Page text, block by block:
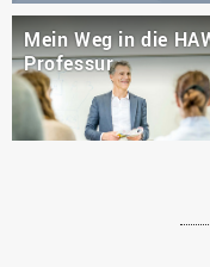
Mein Weg in die
Professur